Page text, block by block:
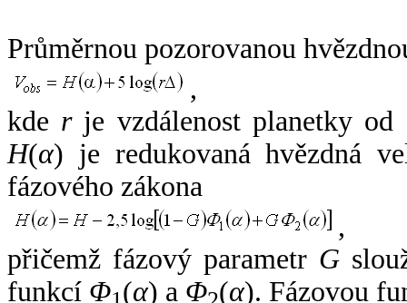
Průměrnou pozorovanou
,
kde rje vzdálenost planetky od
H(α) je redukovaná hvězdná
fázového zákona
,
přičemž fázový parametr G
funkcí Φ (α) a Φ (α). Fázovou